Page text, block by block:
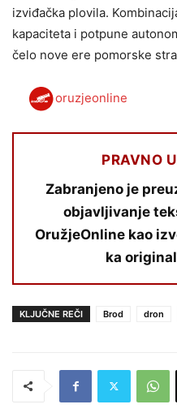
izviđačka plovila.
kapaciteta i potpune
čelo nove ere pomorske
oruzjeonline
PRAVNO
Zabranjeno je
objavljivanje
OružjeOnline kao
ka
KLJUČNE REČI Brod dron